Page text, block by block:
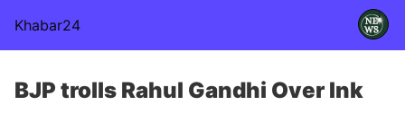
Khabar24
BJP trolls Rahul Gandhi Over Ink